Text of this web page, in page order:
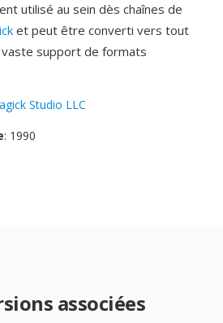
utilisé au sein dès chaînes de
et peut être converti vers tout
support de formats
Studio LLC
: 1990
associées